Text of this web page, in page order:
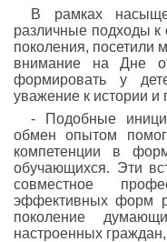
В рамках
различные подходы
поколения, посетили
внимание на Дне
формировать у
уважение к истории и
- Подобные
обмен опытом
компетенции в
обучающихся. Эти
совместное
эффективных форм
поколение
настроенных